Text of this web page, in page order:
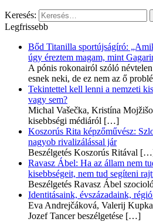
Keresés:
Legfrissebb
Bőd Titanilla sportújságíró:
úgy éreztem magam, mint
A pónis rokonairól szóló
esnek neki, de ez nem az ő
Tekintettel kell lenni a nemzeti
vagy sem?
Michal Vašečka, Kristína
kisebbségi médiáról […]
Koszorús Rita képzőművész:
nagyob rivalizálással jár
Beszélgetés Koszorús Ritával
Ravasz Ábel: Ha az állam nem
kisebbségeit, nem tud segíteni
Beszélgetés Ravasz Ábel
Identitásaink, évszázadaink,
Eva Andrejčáková, Valerij
Jozef Tancer beszélgetése […]